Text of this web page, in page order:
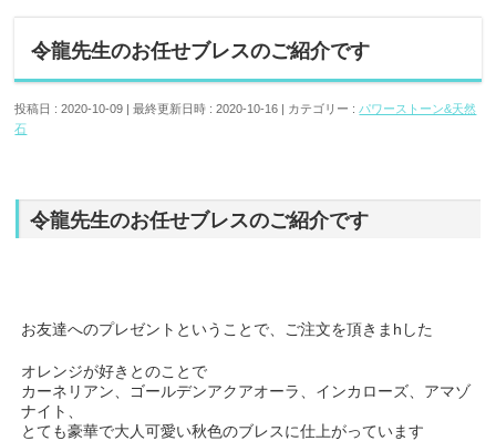
令龍先生のお任せブレスのご紹介です
投稿日 : 2020-10-09 最終更新日時 : 2020-10-16 カテゴリー : パワーストーン&天然
石
令龍先生のお任せブレスのご紹介です
お友達へのプレゼントということで、ご注文を頂きまhした
オレンジが好きとのことで
カーネリアン、ゴールデンアクアオーラ、インカローズ、アマゾ
ナイト、
とても豪華で大人可愛い秋色のブレスに仕上がっています